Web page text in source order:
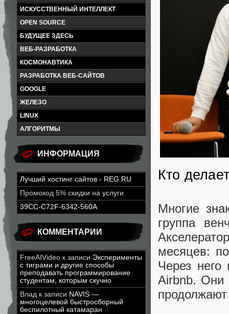
ИСКУССТВЕННЫЙ ИНТЕЛЛЕКТ
OPEN SOURCE
БУДУЩЕЕ ЗДЕСЬ
ВЕБ-РАЗРАБОТКА
КОСМОНАВТИКА
РАЗРАБОТКА ВЕБ-САЙТОВ
GOOGLE
ЖЕЛЕЗО
LINUX
АЛГОРИТМЫ
ИНФОРМАЦИЯ
Лучший хостинг сайтов - REG.RU
Промокод 5% скидки на услуги
39CC-C72F-6342-560A
КОММЕНТАРИИ
FreeAIVideo к записи Эксперименты
с тиграми и другие способы
преподавать программирование
студентам, которым скучно
Влад к записи NAVIS —
многоцелевой быстросборный
беспилотный катамаран
Кто
Многие
группа
месяцев:
Через него
Airbnb. Они